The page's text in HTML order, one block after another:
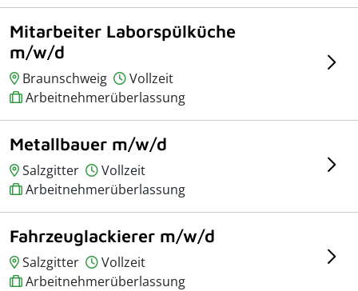
Mitarbeiter Laborspülküche
m/w/d
Braunschweig
Vollzeit
Arbeitnehmerüberlassung
Metallbauer m/w/d
Salzgitter
Vollzeit
Arbeitnehmerüberlassung
Fahrzeuglackierer m/w/d
Salzgitter
Vollzeit
Arbeitnehmerüberlassung